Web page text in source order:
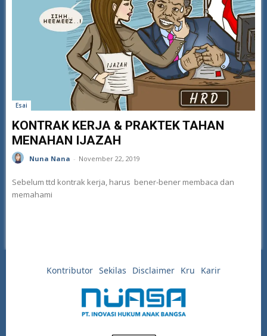
Esai
KONTRAK KERJA & PRAKTEK TAHAN
MENAHAN IJAZAH
Nuna Nana - November 22, 2019
Sebelum ttd kontrak kerja, harus bener-bener membaca dan
memahami
Kontributor Sekilas Disclaimer Kru Karir